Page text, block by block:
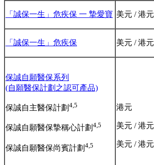
「誠保一生」危疾保 ⼀ 摯愛寶 美元 / 港元
「誠保一生」危疾保 美元 / 港元
保誠自願醫保系列
(自願醫保計劃之認可產品)
保誠自主醫保計劃 4,5
保誠自願醫保摯稱心計劃 4,5
保誠自願醫保尚賓計劃 4,5
港元
美元 / 港元
美元 / 港元